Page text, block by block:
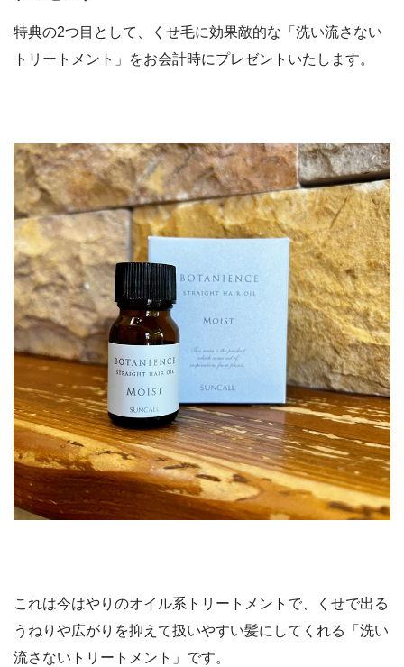
特典の2つ目として、くせ毛に効果敵的な「洗い流さない
トリートメント」をお会計時にプレゼントいたします。
これは今はやりのオイル系トリートメントで、くせで出る
うねりや広がりを抑えて扱いやすい髪にしてくれる「洗い
流さないトリートメント」です。